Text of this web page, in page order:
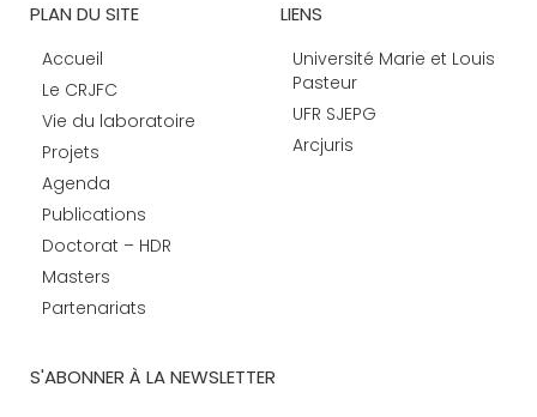
PLAN DU SITE
Accueil
Le CRJFC
Vie du laboratoire
Projets
Agenda
Publications
Doctorat – HDR
Masters
Partenariats
LIENS
Université Marie et Louis
Pasteur
UFR SJEPG
Arcjuris
S'ABONNER À LA NEWSLETTER